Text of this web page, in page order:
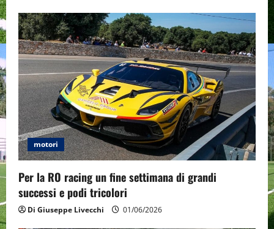
motori
Per la RO racing un fine settimana di grandi
successi e podi tricolori
Di Giuseppe Livecchi 01/06/2026